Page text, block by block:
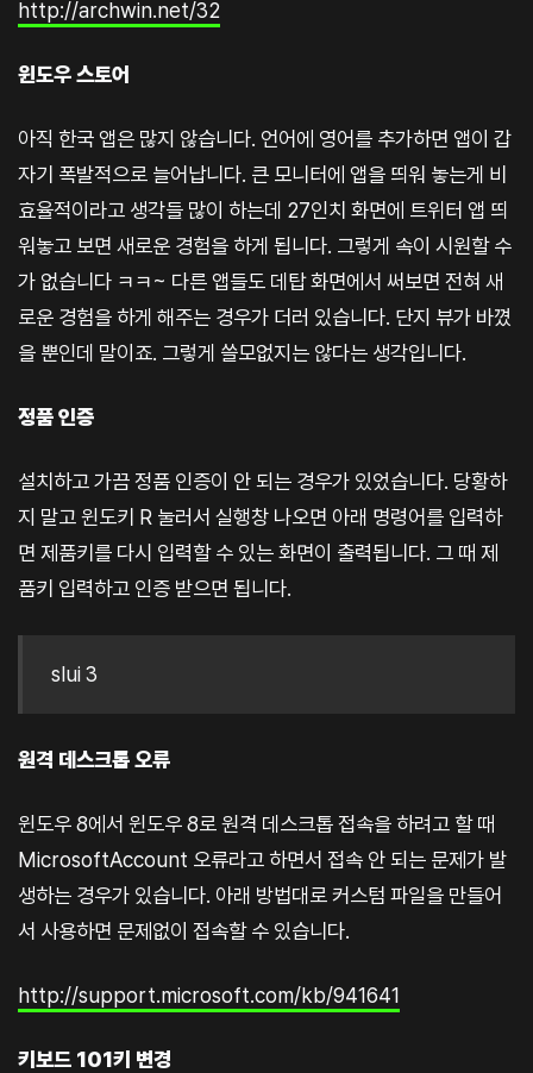
http://archwin.net/32
윈도우 스토어
아직 한국 앱은 많지 않습니다. 언어에 영어를 추가하면 앱이 갑
자기 폭발적으로 늘어납니다. 큰 모니터에 앱을 띄워 놓는게 비
효율적이라고 생각들 많이 하는데 27인치 화면에 트위터 앱 띄
워놓고 보면 새로운 경험을 하게 됩니다. 그렇게 속이 시원할 수
가 없습니다 ㅋㅋ~ 다른 앱들도 데탑 화면에서 써보면 전혀 새
로운 경험을 하게 해주는 경우가 더러 있습니다. 단지 뷰가 바꼈
을 뿐인데 말이죠. 그렇게 쓸모없지는 않다는 생각입니다.
정품 인증
설치하고 가끔 정품 인증이 안 되는 경우가 있었습니다. 당황하
지 말고 윈도키 R 눌러서 실행창 나오면 아래 명령어를 입력하
면 제품키를 다시 입력할 수 있는 화면이 출력됩니다. 그 때 제
품키 입력하고 인증 받으면 됩니다.
slui 3
원격 데스크톱 오류
윈도우 8에서 윈도우 8로 원격 데스크톱 접속을 하려고 할 때
MicrosoftAccount 오류라고 하면서 접속 안 되는 문제가 발
생하는 경우가 있습니다. 아래 방법대로 커스텀 파일을 만들어
서 사용하면 문제없이 접속할 수 있습니다.
http://support.microsoft.com/kb/941641
키보드 101키 변경